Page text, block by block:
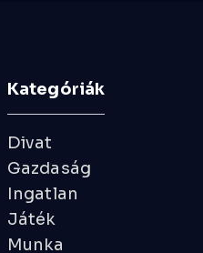
Kategóriák
Divat
Gazdaság
Ingatlan
Játék
Munka